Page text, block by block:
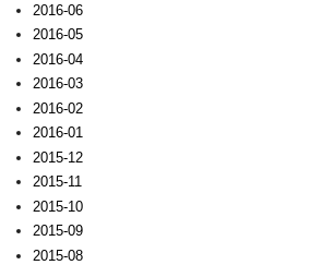
2016-06
2016-05
2016-04
2016-03
2016-02
2016-01
2015-12
2015-11
2015-10
2015-09
2015-08